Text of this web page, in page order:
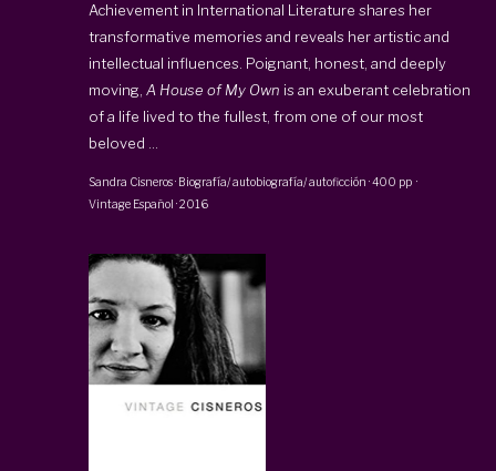
Achievement in International Literature shares her
transformative memories and reveals her artistic and
intellectual influences. Poignant, honest, and deeply
moving, A House of My Own is an exuberant celebration
of a life lived to the fullest, from one of our most
beloved ...
Sandra Cisneros· Biografía/ autobiografía/ autoficción ·400 pp ·
Vintage Español ·2016